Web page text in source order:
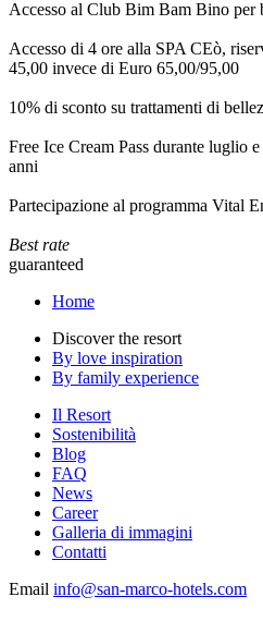
Accesso al Club Bim Bam Bino per
Accesso di 4 ore alla SPA CEò,
45,00 invece di Euro 65,00/95,00
10% di sconto su trattamenti di
Free Ice Cream Pass durante luglio
anni
Partecipazione al programma Vital
Best rate
guaranteed
Home
Discover the resort
By love inspiration
By family experience
Il Resort
Sostenibilità
Blog
FAQ
News
Career
Galleria di immagini
Contatti
Email info@san-marco-hotels.com